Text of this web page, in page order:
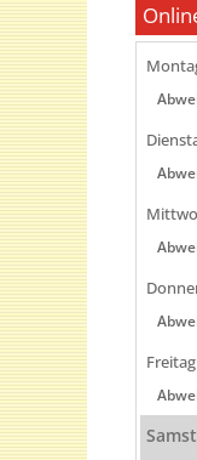
Freitag